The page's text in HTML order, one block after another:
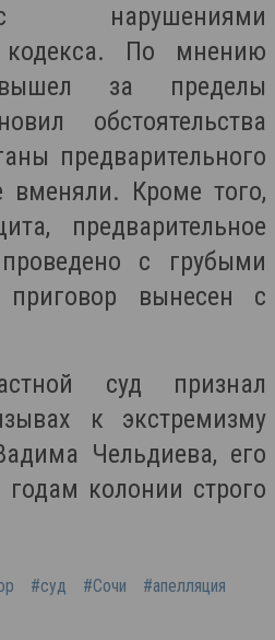
кодекса. По мнению
за пределы
обстоятельства
предварительного
вменяли. Кроме того,
предварительное
с грубыми
вынесен с
суд признал
к экстремизму
Чельдиева, его
колонии строго
#суд #Сочи #апелляция